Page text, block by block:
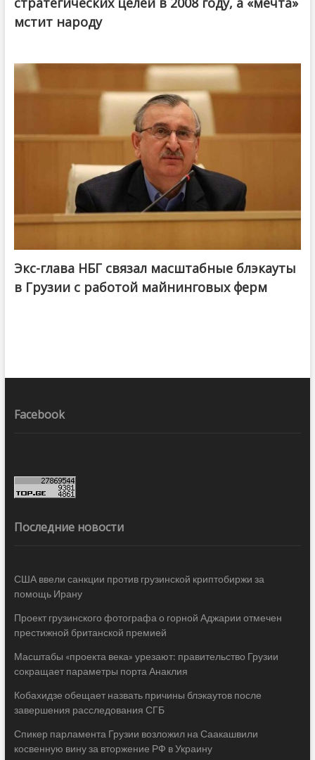
мстит народу
Экс-глава НБГ связал масштабные блэкауты
в Грузии с работой майнинговых ферм
Facebook
Последние новости
США ввели санкции против грузинской криптобиржи за
помощь Ирану
Проект грузинского фотографа о горной Аджарии отмечен
престижной британской премией
Масштабы «проекта века» урезают: правительство Грузии
сокращает параметры порта Анаклия
Кобахидзе обещает назвать причины блэкаутов после
завершения расследования СГБ
Спикер парламента Грузии возложил на Саакашвили
косвенную вину за вторжение РФ в Украину